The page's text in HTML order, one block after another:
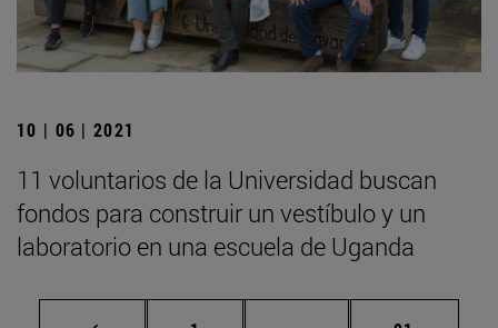
10 | 06 | 2021
11 voluntarios de la Universidad buscan
fondos para construir un vestíbulo y un
laboratorio en una escuela de Uganda